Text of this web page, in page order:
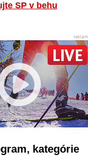
SP v behu
kategórie